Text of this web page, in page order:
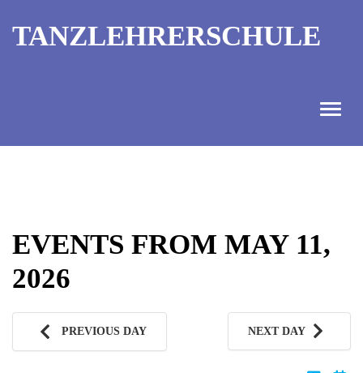
TANZLEHRERSCHULE
AUSBILDUNGTERMINE
KONTAKT
TANZMEISTER
EVENTS FROM MAY 11,
2026
PREVIOUS DAY NEXT DAY